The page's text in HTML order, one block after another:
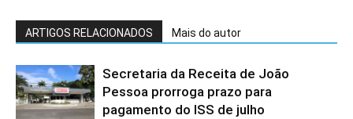
ARTIGOS RELACIONADOS Mais do autor
Secretaria da Receita de João
Pessoa prorroga prazo para
pagamento do ISS de julho